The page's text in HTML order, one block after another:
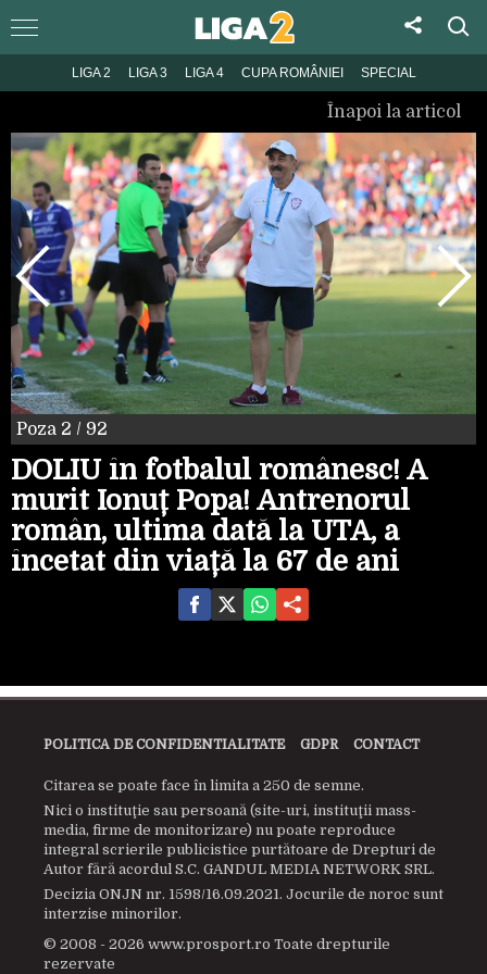
LIGA 2 LIGA 3 LIGA 4 CUPA ROMÂNIEI SPECIAL
Înapoi la articol
Poza 2 / 92
DOLIU în fotbalul românesc! A
murit Ionuț Popa! Antrenorul
român, ultima dată la UTA, a
încetat din viață la 67 de ani
POLITICA DE CONFIDENTIALITATE GDPR CONTACT
Citarea se poate face în limita a 250 de semne.
Nici o instituţie sau persoană (site-uri, instituţii mass-
media, firme de monitorizare) nu poate reproduce
integral scrierile publicistice purtătoare de Drepturi de
Autor fără acordul S.C. GANDUL MEDIA NETWORK SRL.
Decizia ONJN nr. 1598/16.09.2021. Jocurile de noroc sunt
interzise minorilor.
© 2008 - 2026 www.prosport.ro Toate drepturile
rezervate